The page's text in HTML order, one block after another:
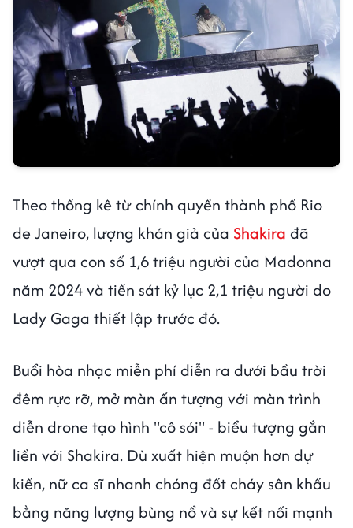
Theo thống kê từ chính quyền thành phố Rio
de Janeiro, lượng khán giả của Shakira đã
vượt qua con số 1,6 triệu người của Madonna
năm 2024 và tiến sát kỷ lục 2,1 triệu người do
Lady Gaga thiết lập trước đó.
Buổi hòa nhạc miễn phí diễn ra dưới bầu trời
đêm rực rỡ, mở màn ấn tượng với màn trình
diễn drone tạo hình "cô sói" - biểu tượng gắn
liền với Shakira. Dù xuất hiện muộn hơn dự
kiến, nữ ca sĩ nhanh chóng đốt cháy sân khấu
bằng năng lượng bùng nổ và sự kết nối mạnh